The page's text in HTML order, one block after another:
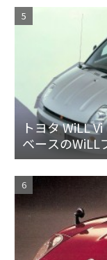
トヨタ WiLL
ベースのWiLL